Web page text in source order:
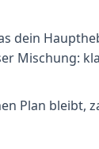
dein
Mischung:
Plan bleibt,